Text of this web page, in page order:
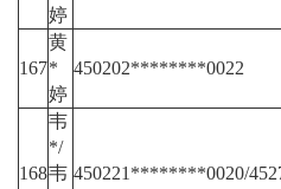
婷
167
黄
*
婷
450202********0022
168
韦
*/
韦 450221********0020/